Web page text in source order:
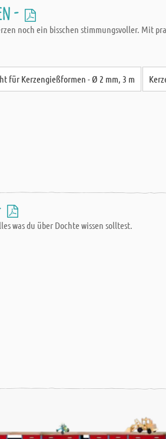
-
noch ein bisschen stimmungsvoller. Mit
für Kerzengießformen - Ø 2 mm, 3 m
was du über Dochte wissen solltest.